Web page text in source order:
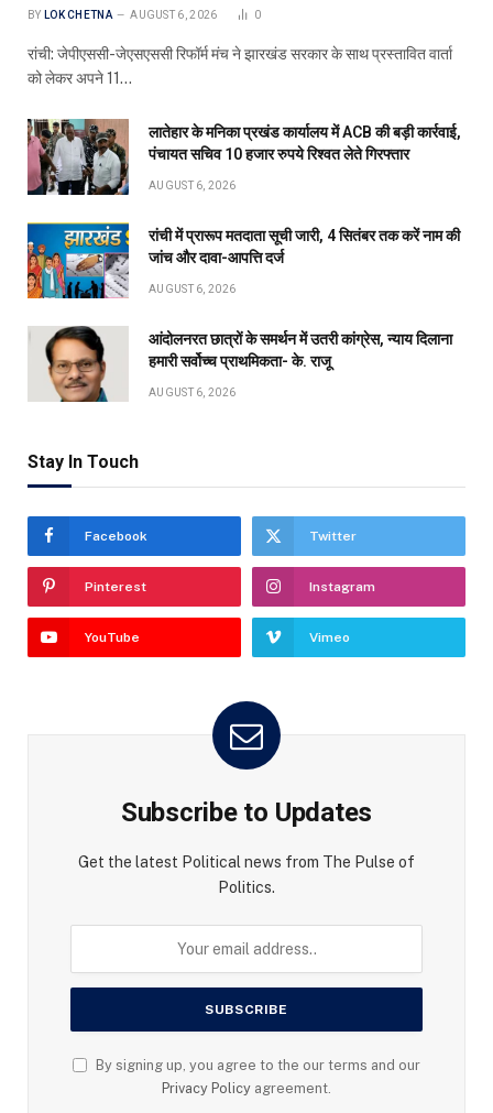
BY LOK CHETNA AUGUST 6, 2026 0
रांची: जेपीएससी-जेएसएससी रिफॉर्म मंच ने झारखंड सरकार के साथ प्रस्तावित वार्ता
को लेकर अपने 11…
लातेहार के मनिका प्रखंड कार्यालय में ACB की बड़ी कार्रवाई,
पंचायत सचिव 10 हजार रुपये रिश्वत लेते गिरफ्तार
AUGUST 6, 2026
रांची में प्रारूप मतदाता सूची जारी, 4 सितंबर तक करें नाम की
जांच और दावा-आपत्ति दर्ज
AUGUST 6, 2026
आंदोलनरत छात्रों के समर्थन में उतरी कांग्रेस, न्याय दिलाना
हमारी सर्वोच्च प्राथमिकता- के. राजू
AUGUST 6, 2026
Stay In Touch
Facebook Twitter
Pinterest Instagram
YouTube Vimeo
Subscribe to Updates
Get the latest Political news from The Pulse of
Politics.
By signing up, you agree to the our terms and our
Privacy Policy agreement.